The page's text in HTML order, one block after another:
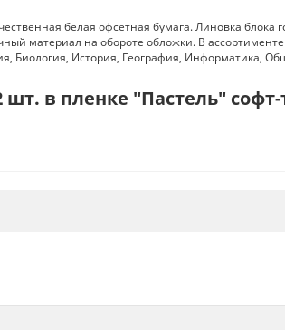
белая офсетная бумага. Линовка блока
материал на обороте обложки. В
Биология, История, География, Информатика,
в пленке "Пастель"